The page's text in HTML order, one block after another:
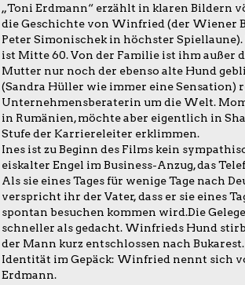
„Toni Erdmann“ erzählt in klaren Bildern
die Geschichte von Winfried (der Wiener
Peter Simonischek in höchster
ist Mitte 60. Von der Familie ist ihm außer
Mutter nur noch der ebenso alte Hund
(Sandra Hüller wie immer eine Sensation)
Unternehmensberaterin um die Welt.
in Rumänien, möchte aber eigentlich in
Stufe der Karriereleiter erklimmen.
Ines ist zu Beginn des Films kein
eiskalter Engel im Business-Anzug, das
Als sie eines Tages für wenige Tage nach
verspricht ihr der Vater, dass er sie eines
spontan besuchen kommen wird.Die
schneller als gedacht. Winfrieds Hund
der Mann kurz entschlossen nach
Identität im Gepäck: Winfried nennt sich
Erdmann.